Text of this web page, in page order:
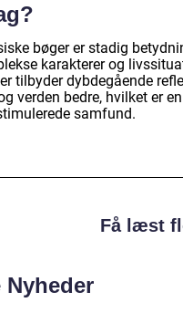
bøger er stadig
karakterer og
tilbyder dybdegående
verden bedre, hvilket er
samfund.
Få læst
Nyheder